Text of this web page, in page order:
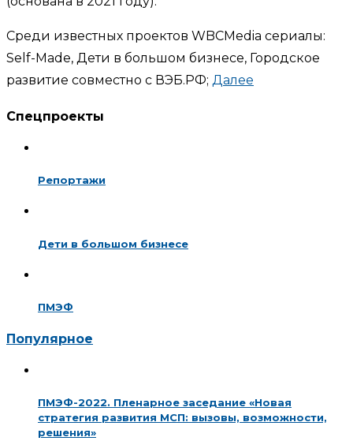
Среди известных проектов WBCMedia сериалы:
Self-Made, Дети в большом бизнесе, Городское
развитие совместно с ВЭБ.РФ; Далее
Спецпроекты
Репортажи
Дети в большом бизнесе
ПМЭФ
Популярное
ПМЭФ-2022. Пленарное заседание «Новая
стратегия развития МСП: вызовы, возможности,
решения»